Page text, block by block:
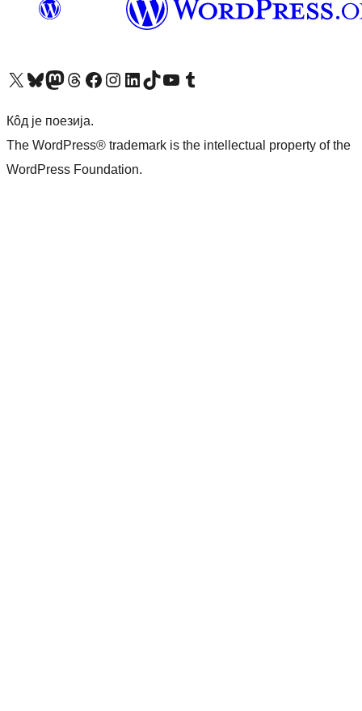
Visit our X (formerly Twitter) account
Посетите наш Bluesky налог
Visit our Mastodon account
Посетите наш налог на Threads-у Visit our Facebook pageПосетите наш Инстаграм налог
Visit our LinkedIn account
Посетите наш TikTok налог
Visit our YouTube channel
Посетите наш Tumblr налог
Кôд је поезија.
The WordPress® trademark is the intellectual property of the
WordPress Foundation.